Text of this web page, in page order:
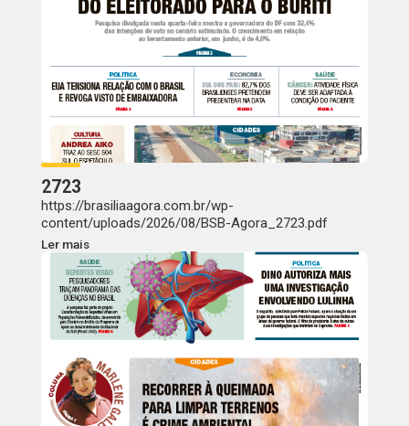
2723
https://brasiliaagora.com.br/wp-
content/uploads/2026/08/BSB-Agora_2723.pdf
Ler mais